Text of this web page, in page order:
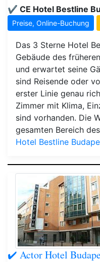
✔️ CE Hotel Bestline
Preise, Online-Buchung
Das 3 Sterne Hotel
Gebäude des
und erwartet seine
sind Reisende oder
erster Linie genau
Zimmer mit Klima,
sind vorhanden. Die
gesamten Bereich
Hotel Bestline
✔️ Actor Hotel